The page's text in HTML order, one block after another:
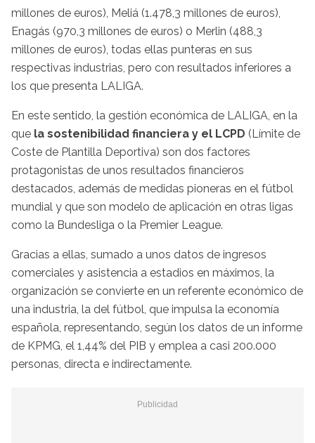
millones de euros), Meliá (1.478,3 millones de euros),
Enagás (970,3 millones de euros) o Merlin (488,3
millones de euros), todas ellas punteras en sus
respectivas industrias, pero con resultados inferiores a
los que presenta LALIGA.
En este sentido, la gestión económica de LALIGA, en la
que la sostenibilidad financiera y el LCPD (Límite de
Coste de Plantilla Deportiva) son dos factores
protagonistas de unos resultados financieros
destacados, además de medidas pioneras en el fútbol
mundial y que son modelo de aplicación en otras ligas
como la Bundesliga o la Premier League.
Gracias a ellas, sumado a unos datos de ingresos
comerciales y asistencia a estadios en máximos, la
organización se convierte en un referente económico de
una industria, la del fútbol, que impulsa la economía
española, representando, según los datos de un informe
de KPMG, el 1,44% del PIB y emplea a casi 200.000
personas, directa e indirectamente.